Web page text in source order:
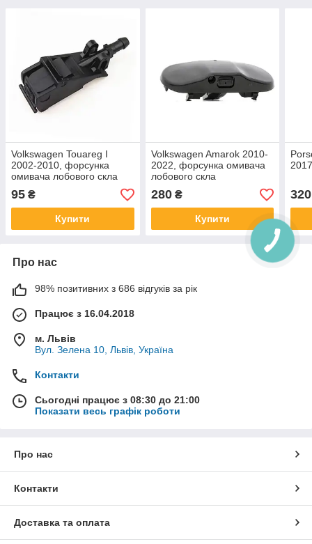
Volkswagen Touareg I
2002-2010, форсунка
омивача лобового скла
95 ₴
Купити
Volkswagen Amarok 2010-
2022, форсунка омивача
лобового скла
280₴
Купити
320
Про нас
98% позитивних з 686 відгуків за рік
Працює з 16.04.2018
м. Львів
Вул. Зелена 10, Львів, Україна
Контакти
Сьогодні працює з 08:30 до 21:00
Показати весь графік роботи
Про нас
Контакти
Доставка та оплата